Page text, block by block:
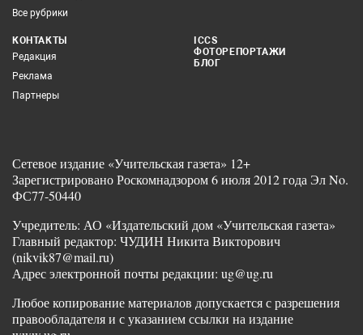
Все рубрики
КОНТАКТЫ
Редакция
Реклама
Партнеры
ICCS
ФОТОРЕПОРТАЖИ
БЛОГ
Сетевое издание «Учительская газета» 12+
Зарегистрировано Роскомнадзором 6 июля 2012 года Эл No.
ФС77-50440
Учредитель: АО «Издательский дом «Учительская газета»
Главный редактор: ЧУДИН Никита Викторович
(nikvik87@mail.ru)
Адрес электронной почты редакции: ug@ug.ru
Любое копирование материалов допускается с разрешения
правообладателя и с указанием ссылки на издание